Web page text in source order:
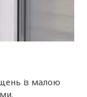
із малою